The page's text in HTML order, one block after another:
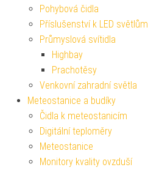
Pohybová čidla
Příslušenství k LED světlům
Průmyslová svítidla
Highbay
Prachotěsy
Venkovní zahradní světla
Meteostanice a budíky
Čidla k meteostanicím
Digitální teploměry
Meteostanice
Monitory kvality ovzduší